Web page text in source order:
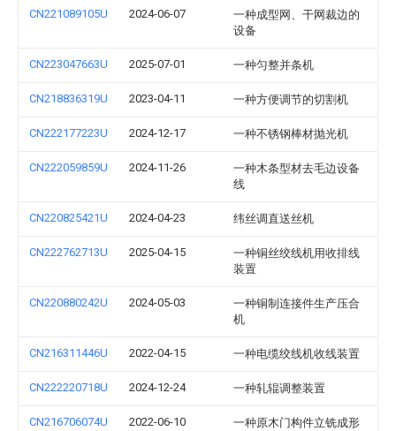
CN221089105U 2024-06-07
一种成型网、干网裁边的
设备
CN223047663U 2025-07-01 一种匀整并条机
CN218836319U 2023-04-11 一种方便调节的切割机
CN222177223U 2024-12-17 一种不锈钢棒材抛光机
CN222059859U 2024-11-26
一种木条型材去毛边设备
线
CN220825421U 2024-04-23 纬丝调直送丝机
CN222762713U 2025-04-15
一种铜丝绞线机用收排线
装置
CN220880242U 2024-05-03
一种铜制连接件生产压合
机
CN216311446U 2022-04-15 一种电缆绞线机收线装置
CN222220718U 2024-12-24 一种轧辊调整装置
CN216706074U 2022-06-10
一种原木门构件立铣成形